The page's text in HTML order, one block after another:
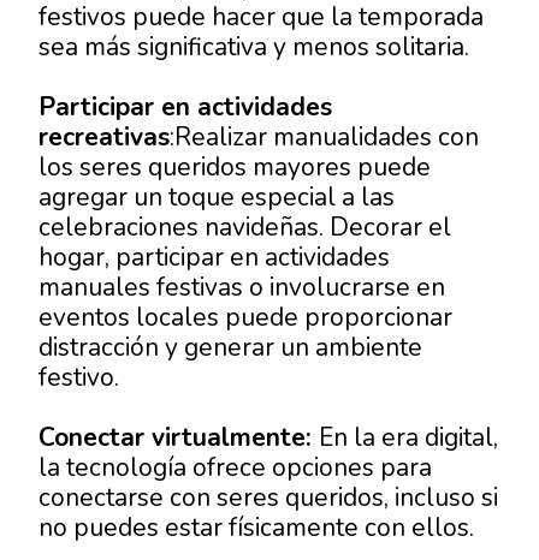
festivos puede hacer que la temporada
sea más significativa y menos solitaria.
Participar en actividades
recreativas:Realizar manualidades con
los seres queridos mayores puede
agregar un toque especial a las
celebraciones navideñas. Decorar el
hogar, participar en actividades
manuales festivas o involucrarse en
eventos locales puede proporcionar
distracción y generar un ambiente
festivo.
Conectar virtualmente: En la era digital,
la tecnología ofrece opciones para
conectarse con seres queridos, incluso si
no puedes estar físicamente con ellos.